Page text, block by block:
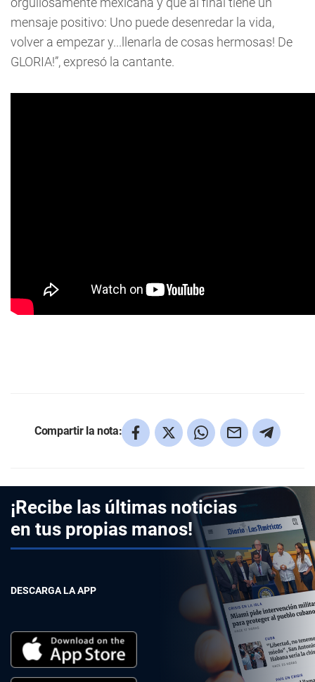
mensaje positivo: Uno puede desenredar la vida,
volver a empezar y...llenarla de cosas hermosas! De
GLORIA!”, expresó la cantante.
Compartir la nota:
¡Recibe las últimas noticias
en tus propias manos!
DESCARGA LA APP